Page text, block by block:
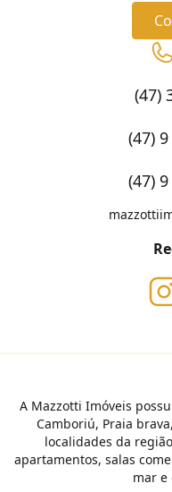
(47)
(47)
(47)
A Mazzotti Imóveis
Camboriú, Praia
localidades da
apartamentos, salas
mar e